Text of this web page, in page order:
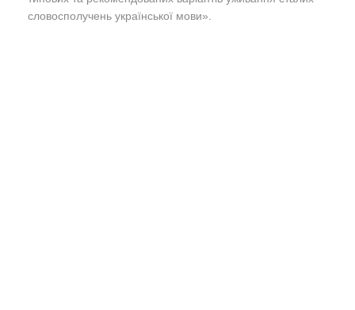
словосполучень української мови».